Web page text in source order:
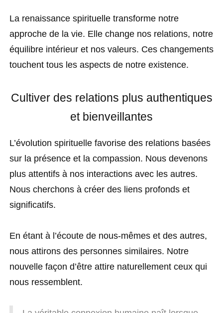
La renaissance spirituelle transforme notre
approche de la vie. Elle change nos relations, notre
équilibre intérieur et nos valeurs. Ces changements
touchent tous les aspects de notre existence.
Cultiver des relations plus authentiques
et bienveillantes
L’évolution spirituelle favorise des relations basées
sur la présence et la compassion. Nous devenons
plus attentifs à nos interactions avec les autres.
Nous cherchons à créer des liens profonds et
significatifs.
En étant à l’écoute de nous-mêmes et des autres,
nous attirons des personnes similaires. Notre
nouvelle façon d’être attire naturellement ceux qui
nous ressemblent.